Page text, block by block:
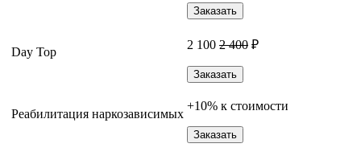
Заказать
Day Top
2 100 2 400 ₽
Заказать
Реабилитация наркозависимых
+10% к стоимости
Заказать